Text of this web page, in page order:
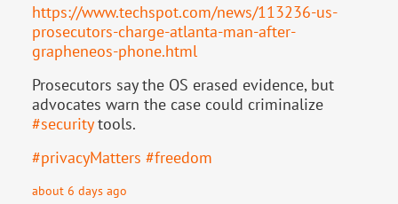
https://www.techspot.com/news/113236-us-
prosecutors-charge-atlanta-man-after-
grapheneos-phone.html
Prosecutors say the OS erased evidence, but
advocates warn the case could criminalize
#securitytools.
#privacyMatters #freedom
about 6 days ago